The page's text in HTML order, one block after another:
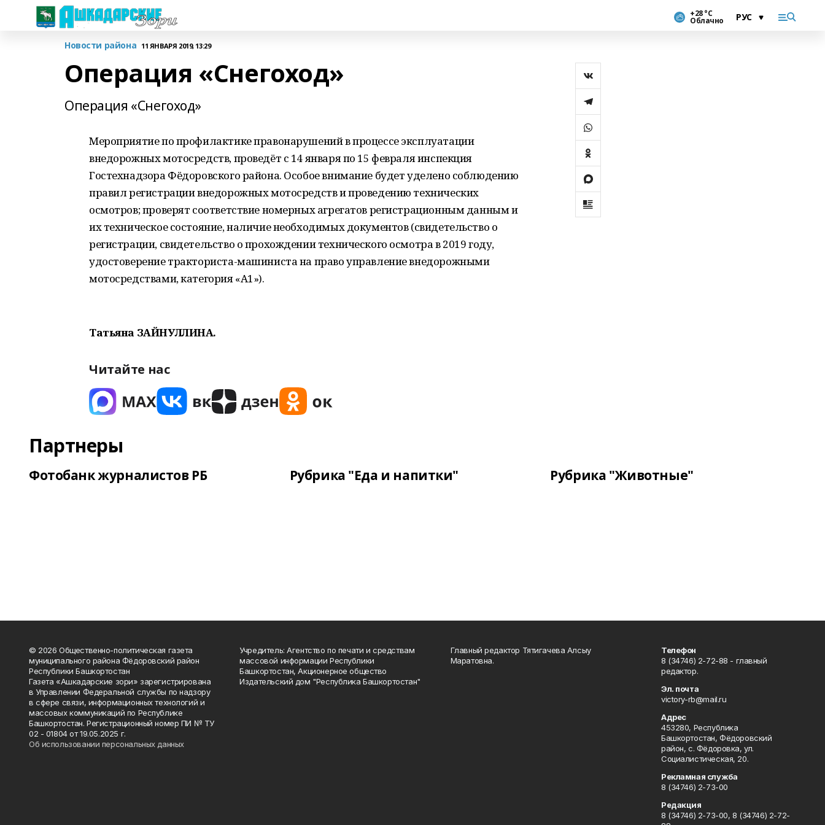
+28 °С
Облачно
Новости района 11 ЯНВАРЯ 2019, 13:29
Операция «Снегоход»
Операция «Снегоход»
Мероприятие по профилактике правонарушений в процессе эксплуатации
внедорожных мотосредств, проведёт с 14 января по 15 февраля инспекция
Гостехнадзора Фёдоровского района. Особое внимание будет уделено соблюдению
правил регистрации внедорожных мотосредств и проведению технических
осмотров; проверят соответствие номерных агрегатов регистрационным данным и
их техническое состояние, наличие необходимых документов (свидетельство о
регистрации, свидетельство о прохождении технического осмотра в 2019 году,
удостоверение тракториста-машиниста на право управление внедорожными
мотосредствами, категория «А1»).
Татьяна ЗАЙНУЛЛИНА.
Читайте нас
Партнеры
Фотобанк журналистов РБ Рубрика "Еда и напитки" Рубрика "Животные"
© 2026 Общественно-политическая газета
муниципального района Фёдоровский район
Республики Башкортостан
Газета «Ашкадарские зори» зарегистрирована
в Управлении Федеральной службы по надзору
в сфере связи, информационных технологий и
массовых коммуникаций по Республике
Башкортостан. Регистрационный номер ПИ № ТУ
02 - 01804 от 19.05.2025 г.
Об использовании персональных данных
Учредитель: Агентство по печати и средствам
массовой информации Республики
Башкортостан, Акционерное общество
Издательский дом "Республика Башкортостан"
Главный редактор Тятигачева Алсыу
Маратовна.
Телефон
8 (34746) 2-72-88 - главный
редактор.
Эл. почта
victory-rb@mail.ru
Адрес
453280, Республика
Башкортостан, Фёдоровский
район, с. Фёдоровка, ул.
Социалистическая, 20.
Рекламная служба
8 (34746) 2-73-00
Редакция
8 (34746) 2-73-00, 8 (34746) 2-72-